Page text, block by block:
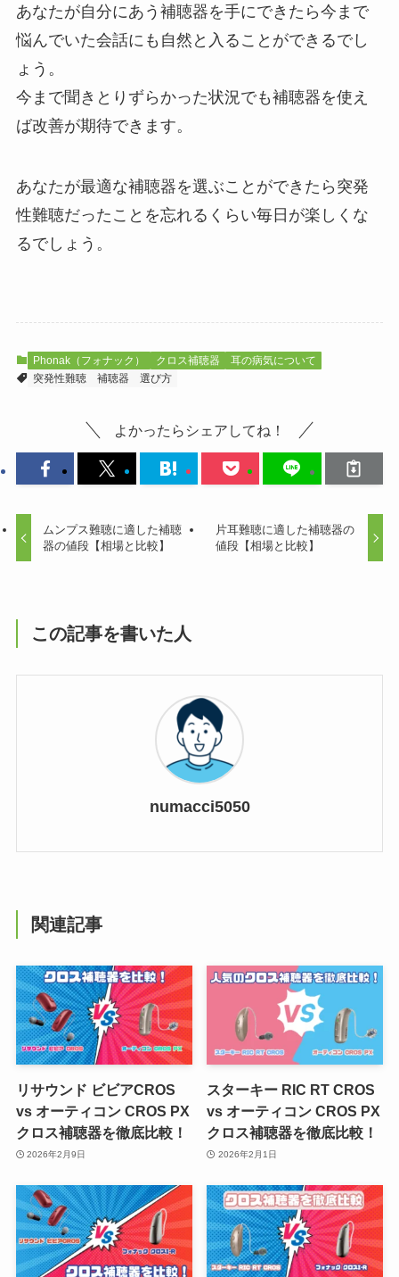
あなたが自分にあう補聴器を手にできたら今まで
悩んでいた会話にも自然と入ることができるでし
ょう。
今まで聞きとりずらかった状況でも補聴器を使え
ば改善が期待できます。
あなたが最適な補聴器を選ぶことができたら突発
性難聴だったことを忘れるくらい毎日が楽しくな
るでしょう。
Phonak（フォナック） クロス補聴器
耳の病気について
突発性難聴
補聴器 選び方
よかったらシェアしてね！
ムンプス難聴に適した補聴
器の値段【相場と比較】
片耳難聴に適した補聴器の
値段【相場と比較】
この記事を書いた人
numacci5050
関連記事
リサウンド ビビアCROS
vs オーティコン CROS PX
クロス補聴器を徹底比較！
2026年2月9日
スターキー RIC RT CROS
vs オーティコン CROS PX
クロス補聴器を徹底比較！
2026年2月1日